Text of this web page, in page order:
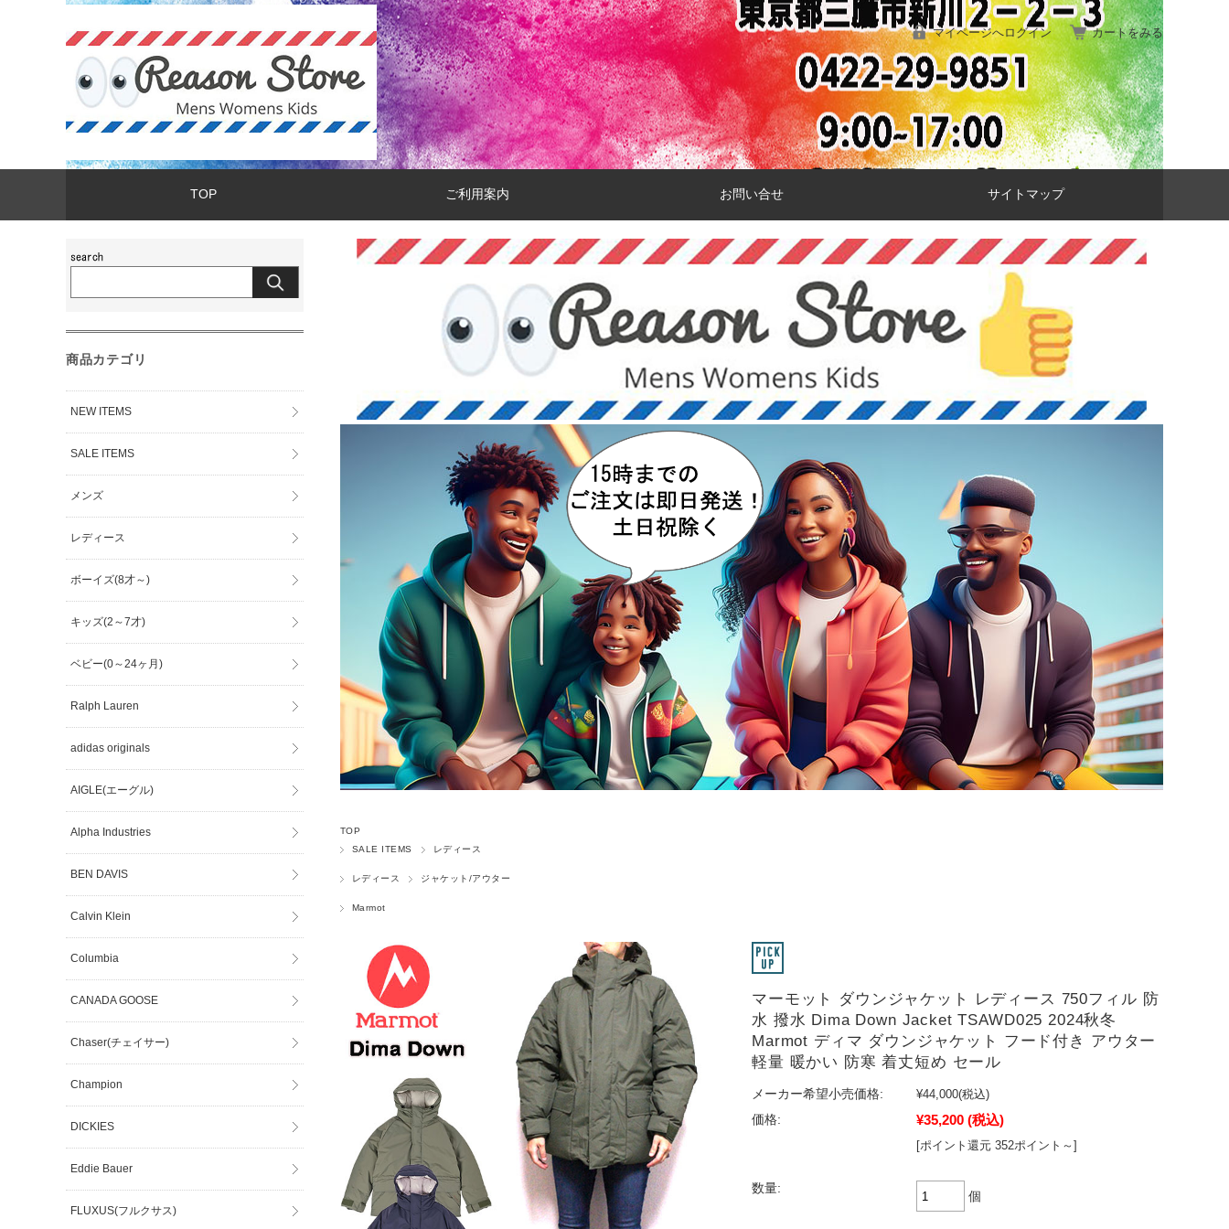
マイページへログイン カートをみる
TOP ご利用案内 お問い合せ サイトマップ
TOP
SALE ITEMS
レディース
レディース ジャケット/アウター
Marmot
マーモット ダウンジャケット レディース 750フィル 防
水 撥水 Dima Down Jacket TSAWD025 2024秋冬
Marmot ディマ ダウンジャケット フード付き アウター
軽量 暖かい 防寒 着丈短め セール
メーカー希望小売価格: ¥44,000(税込)
価格:
¥35,200 (税込)
[ポイント還元 352ポイント～]
数量:
個
商品カテゴリ
NEW ITEMS
SALE ITEMS
メンズ
レディース
ボーイズ(8才～)
キッズ(2～7才)
ベビー(0～24ヶ月)
Ralph Lauren
adidas originals
AIGLE(エーグル)
Alpha Industries
BEN DAVIS
Calvin Klein
Columbia
CANADA GOOSE
Chaser(チェイサー)
Champion
DICKIES
Eddie Bauer
FLUXUS(フルクサス)